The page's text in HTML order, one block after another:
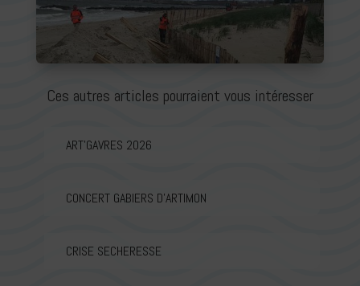
Ces autres articles pourraient vous intéresser
ART’GAVRES 2026
CONCERT GABIERS D’ARTIMON
CRISE SECHERESSE